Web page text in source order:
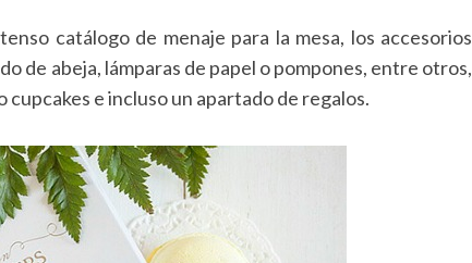
catálogo de menaje para la mesa, los accesorios
de abeja, lámparas de papel o pompones, entre otros,
e incluso un apartado de regalos.